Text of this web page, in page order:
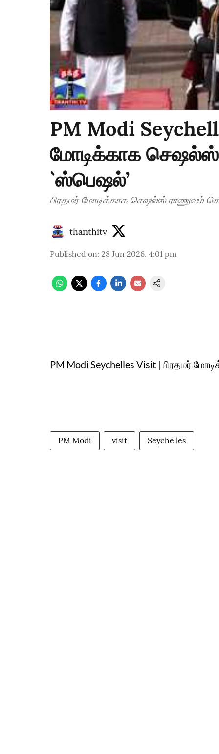
PM Modi
மோடிக்காக
`ஸ்பெஷல்’
பிரதமர் மோடிக்காக செஷல்ஸ் ராணுவம்
thanthitv
Published on: 28 Jun 2026, 4:01 pm
PM Modi Seychelles Visit | பிரதமர்
PM Modi visit Seychelles